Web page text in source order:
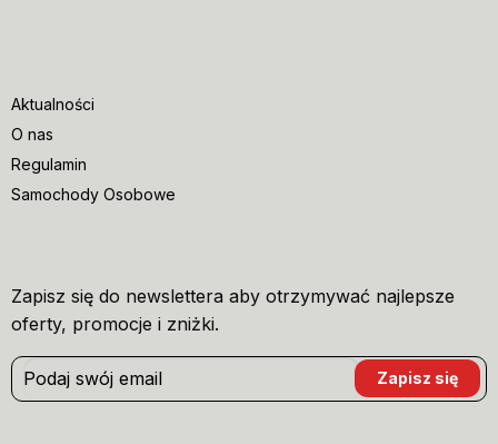
Aktualności
O nas
Regulamin
Samochody Osobowe
Zapisz się do newslettera aby otrzymywać najlepsze
oferty, promocje i zniżki.